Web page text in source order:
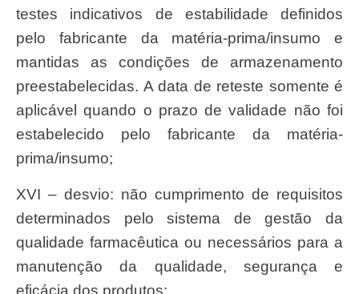
testes indicativos de estabilidade definidos
pelo fabricante da matéria-prima/insumo e
mantidas as condições de armazenamento
preestabelecidas. A data de reteste somente é
aplicável quando o prazo de validade não foi
estabelecido pelo fabricante da matéria-
prima/insumo;
XVI – desvio: não cumprimento de requisitos
determinados pelo sistema de gestão da
qualidade farmacêutica ou necessários para a
manutenção da qualidade, segurança e
eficácia dos produtos;